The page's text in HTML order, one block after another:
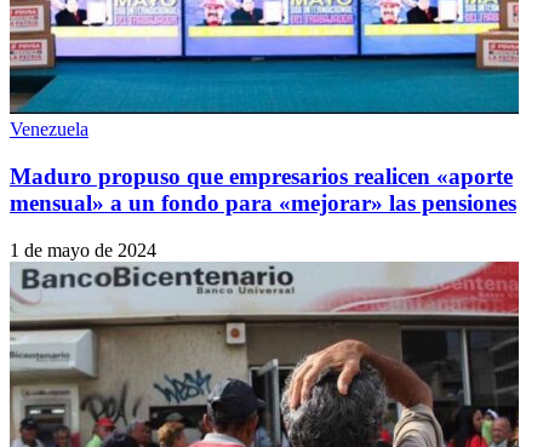
Venezuela
Maduro propuso que empresarios realicen «aporte
mensual» a un fondo para «mejorar» las pensiones
1 de mayo de 2024